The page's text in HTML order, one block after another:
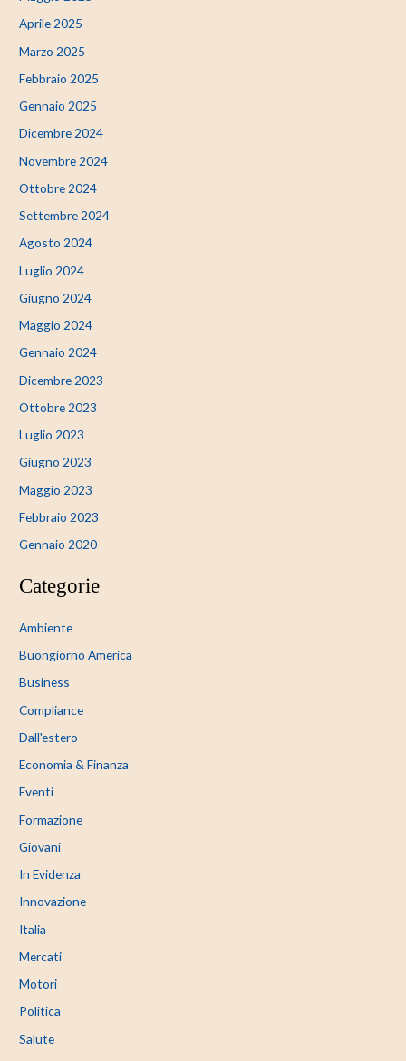
Aprile 2025
Marzo 2025
Febbraio 2025
Gennaio 2025
Dicembre 2024
Novembre 2024
Ottobre 2024
Settembre 2024
Agosto 2024
Luglio 2024
Giugno 2024
Maggio 2024
Gennaio 2024
Dicembre 2023
Ottobre 2023
Luglio 2023
Giugno 2023
Maggio 2023
Febbraio 2023
Gennaio 2020
Categorie
Ambiente
Buongiorno America
Business
Compliance
Dall'estero
Economia & Finanza
Eventi
Formazione
Giovani
In Evidenza
Innovazione
Italia
Mercati
Motori
Politica
Salute